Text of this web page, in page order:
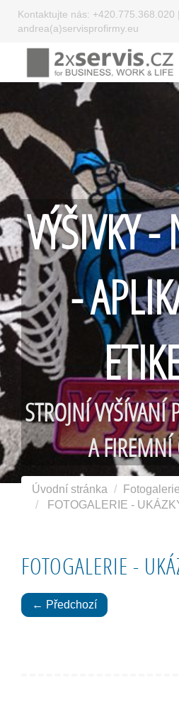
Kontaktujte nás: +420.775.368.020 |
andrea(a)servisprofirmy.eu
VÝŠIVKY -
-
STROJNÍ VYŠÍVANÍ
A FIREMNÍ
Úvodní stránka
Fotogalerie
FOTOGALERIE -
FOTOGALERIE -
← Předchozí